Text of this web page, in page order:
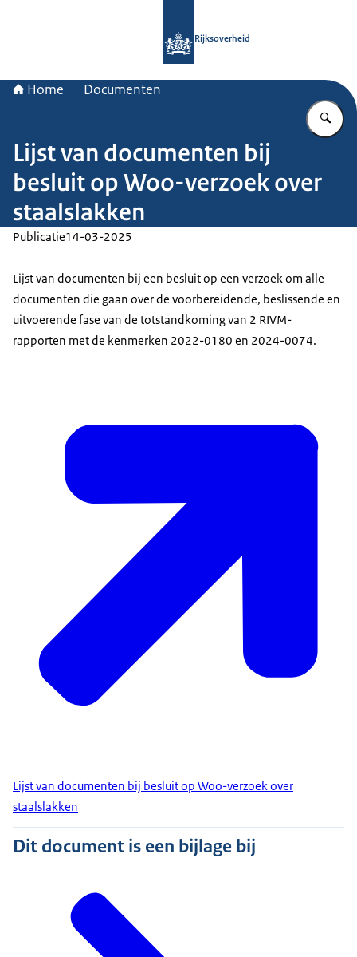
Rijksoverheid
Home Documenten
Lijst van documenten bij
besluit op Woo-verzoek over
staalslakken
Publicatie14-03-2025
Lijst van documenten bij een besluit op een verzoek om alle
documenten die gaan over de voorbereidende, beslissende en
uitvoerende fase van de totstandkoming van 2 RIVM-
rapporten met de kenmerken 2022-0180 en 2024-0074.
Lijst van documenten bij besluit op Woo-verzoek over
staalslakken
Dit document is een bijlage bij